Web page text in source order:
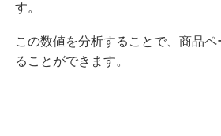
す。
この数値を分析することで、商品
ることができます。